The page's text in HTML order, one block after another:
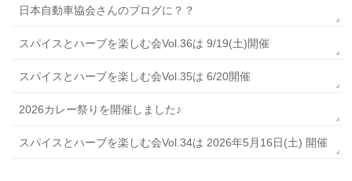
日本自動車協会さんのブログに？？
スパイスとハーブを楽しむ会Vol.36は 9/19(土)開催
スパイスとハーブを楽しむ会Vol.35は 6/20開催
2026カレー祭りを開催しました♪
スパイスとハーブを楽しむ会Vol.34は 2026年5月16日(土) 開催